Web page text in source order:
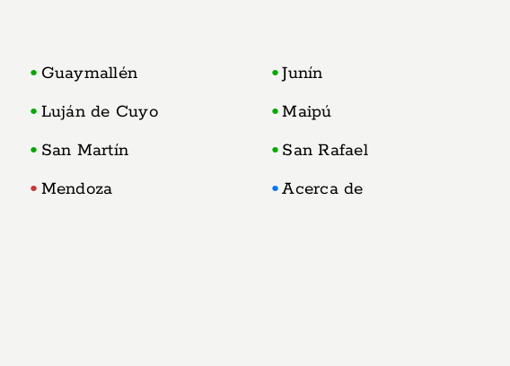
Guaymallén
Junín
Luján de Cuyo
Maipú
San Martín
San Rafael
Mendoza Acerca de